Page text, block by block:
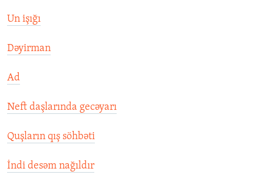
Un işığı
Dəyirman
Ad
Neft daşlarında gecəyarı
Quşların qış söhbəti
İndi desəm nağıldır